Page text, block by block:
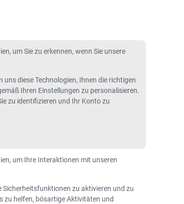
um Sie zu erkennen, wenn Sie unsere
uns diese Technologien, Ihnen die richtigen
Ihren Einstellungen zu personalisieren.
zu identifizieren und Ihr Konto zu
um Ihre Interaktionen mit unseren
Sicherheitsfunktionen zu aktivieren und zu
zu helfen, bösartige Aktivitäten und